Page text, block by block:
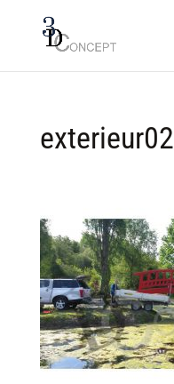
exterieur02